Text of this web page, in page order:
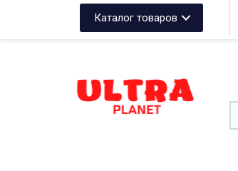
Каталог товаров